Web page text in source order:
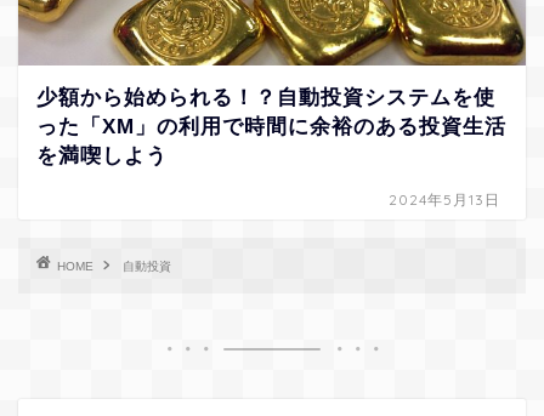
少額から始められる！？自動投資システムを使
った「XM」の利用で時間に余裕のある投資生活
を満喫しよう
2024年5月13日
HOME 自動投資